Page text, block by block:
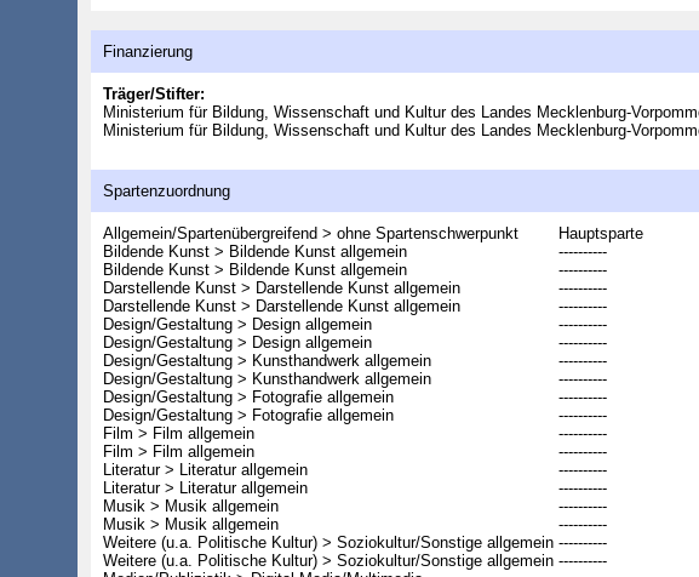
Finanzierung
Träger/Stifter:
Ministerium für Bildung, Wissenschaft und Kultur des Landes Mecklenburg-
Ministerium für Bildung, Wissenschaft und Kultur des Landes Mecklenburg-
Spartenzuordnung
Allgemein/Spartenübergreifend > ohne Spartenschwerpunkt
Hauptsparte
Bildende Kunst > Bildende Kunst allgemein
----------
Bildende Kunst > Bildende Kunst allgemein
----------
Darstellende Kunst > Darstellende Kunst allgemein
----------
Darstellende Kunst > Darstellende Kunst allgemein
----------
Design/Gestaltung > Design allgemein
----------
Design/Gestaltung > Design allgemein
----------
Design/Gestaltung > Kunsthandwerk allgemein
----------
Design/Gestaltung > Kunsthandwerk allgemein
----------
Design/Gestaltung > Fotografie allgemein
----------
Design/Gestaltung > Fotografie allgemein
----------
Film > Film allgemein
----------
Film > Film allgemein
----------
Literatur > Literatur allgemein
----------
Literatur > Literatur allgemein
----------
Musik > Musik allgemein
----------
Musik > Musik allgemein
----------
Weitere (u.a. Politische Kultur) > Soziokultur/Sonstige allgemein ----------
Weitere (u.a. Politische Kultur) > Soziokultur/Sonstige allgemein ----------